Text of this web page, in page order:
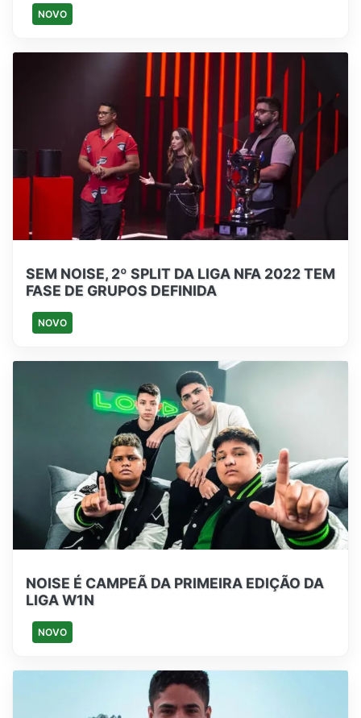
NOVO
SEM NOISE, 2º SPLIT DA LIGA NFA 2022 TEM
FASE DE GRUPOS DEFINIDA
NOVO
NOISE É CAMPEÃ DA PRIMEIRA EDIÇÃO DA
LIGA W1N
NOVO